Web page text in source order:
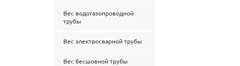
Вес водогазопроводной
трубы
Вес электросварной трубы
Вес бесшовной трубы